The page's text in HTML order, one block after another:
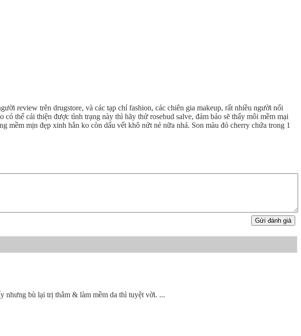
review trên drugstore, và các tạp chí fashion, các chiên gia makeup, rất nhiều người nổi
thể cải thiện được tình trạng này thì hãy thử rosebud salve, đảm bảo sẽ thấy môi mềm mại
mềm mịn đẹp xinh hẳn ko còn dấu vết khô nứt nẻ nữa nhá. Son màu đỏ cherry chứa trong 1
Gửi đánh giá
nhưng bù lại trị thâm & làm mềm da thì tuyệt vời. ...